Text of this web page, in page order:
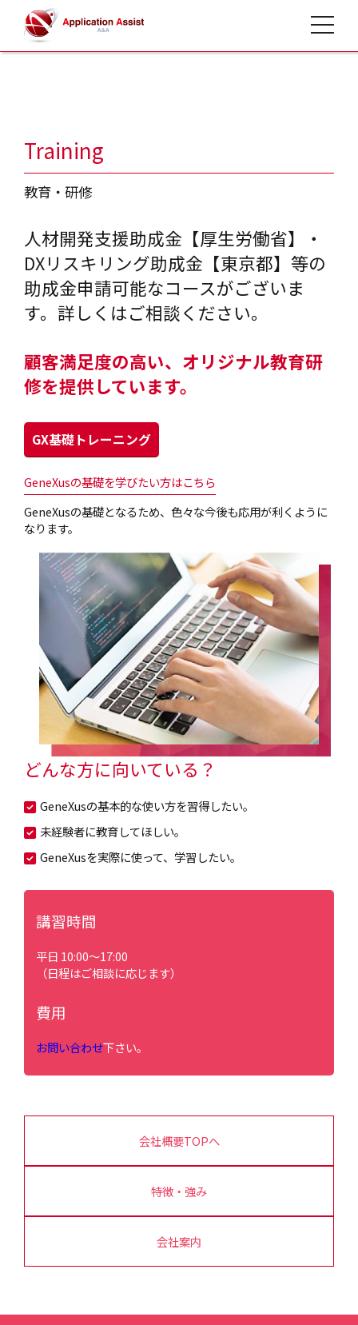
toggle
HOME>事業案内>
Training
教育・研修
⼈材開発⽀援助成⾦【厚⽣労働省】・
DXリスキリング助成⾦【東京都】等の
助成⾦申請可能なコースがございま
す。 詳しくはご相談ください。
顧客満足度の高い、オリジナル教育研
修を提供しています。
GX基礎トレーニング
GeneXusの基礎を学びたい方はこちら
GeneXusの基礎となるため、色々な今後も応用が利くように
なります。
どんな方に向いている？
GeneXusの基本的な使い方を習得したい。
未経験者に教育してほしい。
GeneXusを実際に使って、学習したい。
講習時間
平日 10:00～17:00
（日程はご相談に応じます）
費用
お問い合わせ下さい。
会社概要TOPへ
特徴・強み
会社案内